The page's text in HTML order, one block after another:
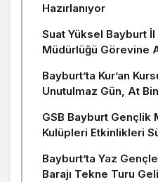
Hazırlanıyor
Suat Yüksel Bayburt
Müdürlüğü Görevine
Bayburt’ta Kur’an
Unutulmaz Gün, At
GSB Bayburt Gençlik
Kulüpleri Etkinlikleri
Bayburt’ta Yaz
Barajı Tekne Turu